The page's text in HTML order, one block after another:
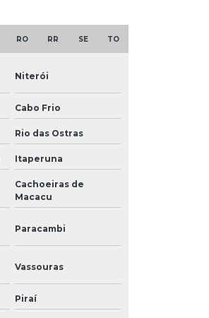
RO RR SE TO
Niterói
Cabo Frio
Rio das Ostras
Itaperuna
Cachoeiras de
Macacu
Paracambi
Vassouras
Piraí